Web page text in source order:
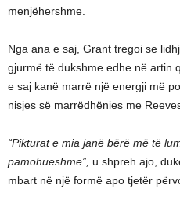
menjëhershme.
Nga ana e saj, Grant tregoi se
gjurmë të dukshme edhe në artin
e saj kanë marrë një energji më
nisjes së marrëdhënies me
“Pikturat e mia janë bërë më të
pamohueshme”, u shpreh ajo,
mbart në një formë apo tjetër